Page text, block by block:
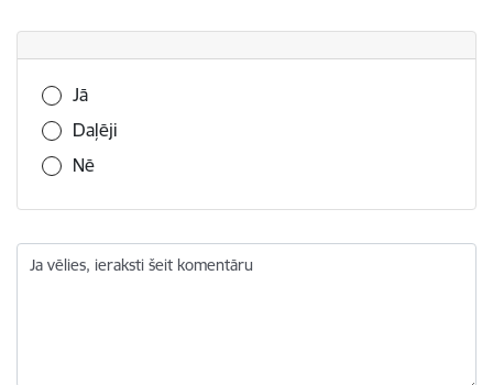
Vai šī informācija bija noderīga?
Jā
Daļēji
Nē
Ja vēlies, ieraksti šeit komentāru